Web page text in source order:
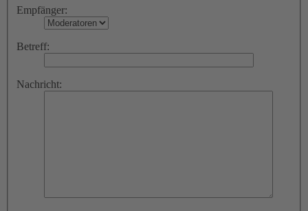
Empfänger:
Betreff:
Nachricht: